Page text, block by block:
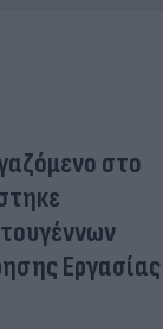
στο
Εργασίας